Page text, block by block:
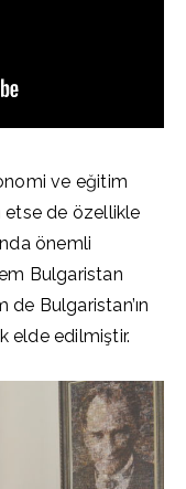
ve eğitim
etse de özellikle
önemli
Bulgaristan
Bulgaristan’ın
elde edilmiştir.